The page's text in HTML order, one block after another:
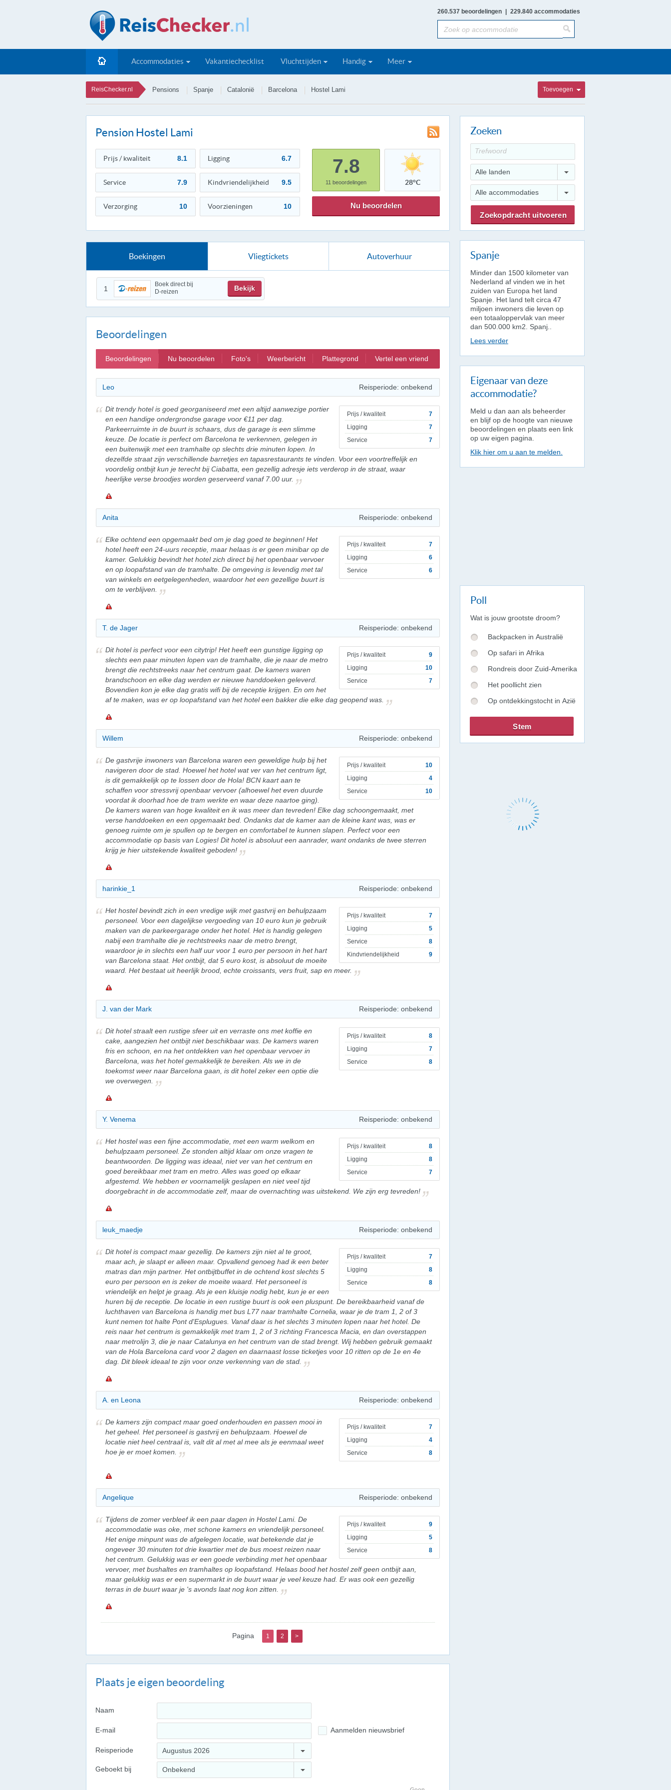
260.537 beoordelingen 229.840 accommodaties
Accommodaties Vakantiechecklist Vluchttijden Handig Meer
ReisChecker.nl Pensions Spanje Catalonië Barcelona Hostel Lami Toevoegen
Pension Hostel Lami
Prijs / kwaliteit 8.1 Ligging 6.7
Service 7.9 Kindvriendelijkheid 9.5
Verzorging 10 Voorzieningen 10
7.8
11 beoordelingen 28°C
Nu beoordelen
Boekingen Vliegtickets Autoverhuur
1
Boek direct bij
D-reizen
Bekijk
Beoordelingen
Beoordelingen Nu beoordelen Foto's Weerbericht Plattegrond Vertel een vriend
Leo Reisperiode: onbekend
Prijs / kwaliteit
7
Ligging
7
Service
7
Dit trendy hotel is goed georganiseerd met een altijd aanwezige portier
en een handige ondergrondse garage voor €11 per dag.
Parkeerruimte in de buurt is schaars, dus de garage is een slimme
keuze. De locatie is perfect om Barcelona te verkennen, gelegen in
een buitenwijk met een tramhalte op slechts drie minuten lopen. In
dezelfde straat zijn verschillende barretjes en tapasrestaurants te vinden. Voor een voortreffelijk en
voordelig ontbijt kun je terecht bij Ciabatta, een gezellig adresje iets verderop in de straat, waar
heerlijke verse broodjes worden geserveerd vanaf 7.00 uur.
Anita Reisperiode: onbekend
Prijs / kwaliteit
7
Ligging
6
Service
6
Elke ochtend een opgemaakt bed om je dag goed te beginnen! Het
hotel heeft een 24-uurs receptie, maar helaas is er geen minibar op de
kamer. Gelukkig bevindt het hotel zich direct bij het openbaar vervoer
en op loopafstand van de tramhalte. De omgeving is levendig met tal
van winkels en eetgelegenheden, waardoor het een gezellige buurt is
om te verblijven.
T. de Jager Reisperiode: onbekend
Prijs / kwaliteit
9
Ligging
10
Service
7
Dit hotel is perfect voor een citytrip! Het heeft een gunstige ligging op
slechts een paar minuten lopen van de tramhalte, die je naar de metro
brengt die rechtstreeks naar het centrum gaat. De kamers waren
brandschoon en elke dag werden er nieuwe handdoeken geleverd.
Bovendien kon je elke dag gratis wifi bij de receptie krijgen. En om het
af te maken, was er op loopafstand van het hotel een bakker die elke dag geopend was.
Willem Reisperiode: onbekend
Prijs / kwaliteit
10
Ligging
4
Service
10
De gastvrije inwoners van Barcelona waren een geweldige hulp bij het
navigeren door de stad. Hoewel het hotel wat ver van het centrum ligt,
is dit gemakkelijk op te lossen door de Hola! BCN kaart aan te
schaffen voor stressvrij openbaar vervoer (alhoewel het even duurde
voordat ik doorhad hoe de tram werkte en waar deze naartoe ging).
De kamers waren van hoge kwaliteit en ik was meer dan tevreden! Elke dag schoongemaakt, met
verse handdoeken en een opgemaakt bed. Ondanks dat de kamer aan de kleine kant was, was er
genoeg ruimte om je spullen op te bergen en comfortabel te kunnen slapen. Perfect voor een
accommodatie op basis van Logies! Dit hotel is absoluut een aanrader, want ondanks de twee sterren
krijg je hier uitstekende kwaliteit geboden!
harinkie_1 Reisperiode: onbekend
Prijs / kwaliteit
7
Ligging
5
Service
8
Kindvriendelijkheid
9
Het hostel bevindt zich in een vredige wijk met gastvrij en behulpzaam
personeel. Voor een dagelijkse vergoeding van 10 euro kun je gebruik
maken van de parkeergarage onder het hotel. Het is handig gelegen
nabij een tramhalte die je rechtstreeks naar de metro brengt,
waardoor je in slechts een half uur voor 1 euro per persoon in het hart
van Barcelona staat. Het ontbijt, dat 5 euro kost, is absoluut de moeite
waard. Het bestaat uit heerlijk brood, echte croissants, vers fruit, sap en meer.
J. van der Mark Reisperiode: onbekend
Prijs / kwaliteit
8
Ligging
7
Service
8
Dit hotel straalt een rustige sfeer uit en verraste ons met koffie en
cake, aangezien het ontbijt niet beschikbaar was. De kamers waren
fris en schoon, en na het ontdekken van het openbaar vervoer in
Barcelona, was het hotel gemakkelijk te bereiken. Als we in de
toekomst weer naar Barcelona gaan, is dit hotel zeker een optie die
we overwegen.
Y. Venema Reisperiode: onbekend
Prijs / kwaliteit
8
Ligging
8
Service
7
Het hostel was een fijne accommodatie, met een warm welkom en
behulpzaam personeel. Ze stonden altijd klaar om onze vragen te
beantwoorden. De ligging was ideaal, niet ver van het centrum en
goed bereikbaar met tram en metro. Alles was goed op elkaar
afgestemd. We hebben er voornamelijk geslapen en niet veel tijd
doorgebracht in de accommodatie zelf, maar de overnachting was uitstekend. We zijn erg tevreden!
leuk_maedje Reisperiode: onbekend
Prijs / kwaliteit
7
Ligging
8
Service
8
Dit hotel is compact maar gezellig. De kamers zijn niet al te groot,
maar ach, je slaapt er alleen maar. Opvallend genoeg had ik een beter
matras dan mijn partner. Het ontbijtbuffet in de ochtend kost slechts 5
euro per persoon en is zeker de moeite waard. Het personeel is
vriendelijk en helpt je graag. Als je een kluisje nodig hebt, kun je er een
huren bij de receptie. De locatie in een rustige buurt is ook een pluspunt. De bereikbaarheid vanaf de
luchthaven van Barcelona is handig met bus L77 naar tramhalte Cornelia, waar je de tram 1, 2 of 3
kunt nemen tot halte Pont d'Esplugues. Vanaf daar is het slechts 3 minuten lopen naar het hotel. De
reis naar het centrum is gemakkelijk met tram 1, 2 of 3 richting Francesca Macia, en dan overstappen
naar metrolijn 3, die je naar Catalunya en het centrum van de stad brengt. Wij hebben gebruik gemaakt
van de Hola Barcelona card voor 2 dagen en daarnaast losse ticketjes voor 10 ritten op de 1e en 4e
dag. Dit bleek ideaal te zijn voor onze verkenning van de stad.
A. en Leona Reisperiode: onbekend
Prijs / kwaliteit
7
Ligging
4
Service
8
De kamers zijn compact maar goed onderhouden en passen mooi in
het geheel. Het personeel is gastvrij en behulpzaam. Hoewel de
locatie niet heel centraal is, valt dit al met al mee als je eenmaal weet
hoe je er moet komen.
Angelique Reisperiode: onbekend
Prijs / kwaliteit
9
Ligging
5
Service
8
Tijdens de zomer verbleef ik een paar dagen in Hostel Lami. De
accommodatie was oke, met schone kamers en vriendelijk personeel.
Het enige minpunt was de afgelegen locatie, wat betekende dat je
ongeveer 30 minuten tot drie kwartier met de bus moest reizen naar
het centrum. Gelukkig was er een goede verbinding met het openbaar
vervoer, met bushaltes en tramhaltes op loopafstand. Helaas bood het hostel zelf geen ontbijt aan,
maar gelukkig was er een supermarkt in de buurt waar je veel keuze had. Er was ook een gezellig
terras in de buurt waar je 's avonds laat nog kon zitten.
Pagina 1 2 >
Plaats je eigen beoordeling
Naam
E-mail Aanmelden nieuwsbrief
Reisperiode Augustus 2026
Geboekt bij Onbekend
Zoeken
Alle landen
Alle accommodaties
Spanje
Minder dan 1500 kilometer van
Nederland af vinden we in het
zuiden van Europa het land
Spanje. Het land telt circa 47
miljoen inwoners die leven op
een totaaloppervlak van meer
dan 500.000 km2. Spanj..
Lees verder
Eigenaar van deze
accommodatie?
Meld u dan aan als beheerder
en blijf op de hoogte van nieuwe
beoordelingen en plaats een link
op uw eigen pagina.
Klik hier om u aan te melden.
Poll
Wat is jouw grootste droom?
Backpacken in Australië
Op safari in Afrika
Rondreis door Zuid-Amerika
Het poollicht zien
Op ontdekkingstocht in Azië